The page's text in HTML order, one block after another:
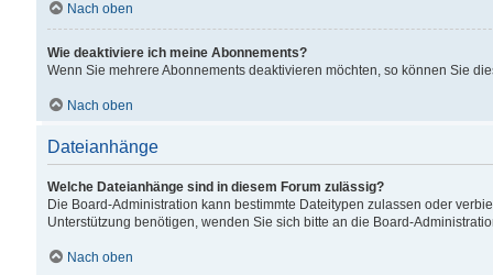
Nach oben
Wie deaktiviere ich meine Abonnements?
Wenn Sie mehrere Abonnements deaktivieren möchten, so können Sie
Nach oben
Dateianhänge
Welche Dateianhänge sind in diesem Forum zulässig?
Die Board-Administration kann bestimmte Dateitypen zulassen oder
Unterstützung benötigen, wenden Sie sich bitte an die Board-
Nach oben